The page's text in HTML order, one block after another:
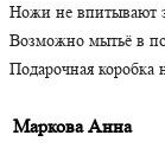
Ножи не впитывают
Возможно мытьё в
Подарочная коробка
Маркова Анна